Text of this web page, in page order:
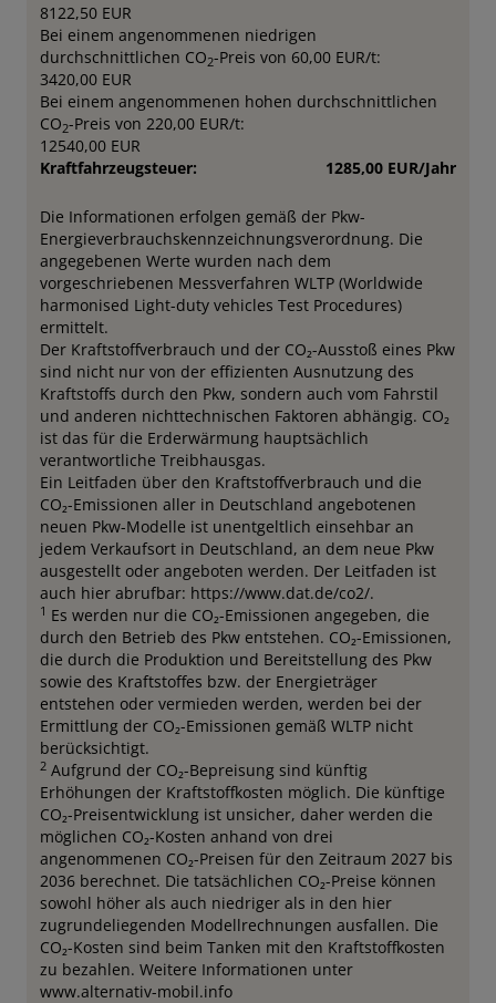
8122,50 EUR
Bei einem angenommenen niedrigen
durchschnittlichen CO2-Preis von 60,00 EUR/t:
3420,00 EUR
Bei einem angenommenen hohen durchschnittlichen
CO2-Preis von 220,00 EUR/t:
12540,00 EUR
Kraftfahrzeugsteuer:
1285,00 EUR/Jahr
Die Informationen erfolgen gemäß der Pkw-
Energieverbrauchskennzeichnungsverordnung. Die
angegebenen Werte wurden nach dem
vorgeschriebenen Messverfahren WLTP (Worldwide
harmonised Light-duty vehicles Test Procedures)
ermittelt.
Der Kraftstoffverbrauch und der CO₂-Ausstoß eines Pkw
sind nicht nur von der effizienten Ausnutzung des
Kraftstoffs durch den Pkw, sondern auch vom Fahrstil
und anderen nichttechnischen Faktoren abhängig. CO₂
ist das für die Erderwärmung hauptsächlich
verantwortliche Treibhausgas.
Ein Leitfaden über den Kraftstoffverbrauch und die
CO₂-Emissionen aller in Deutschland angebotenen
neuen Pkw-Modelle ist unentgeltlich einsehbar an
jedem Verkaufsort in Deutschland, an dem neue Pkw
ausgestellt oder angeboten werden. Der Leitfaden ist
auch hier abrufbar: https://www.dat.de/co2/.
1 Es werden nur die CO₂-Emissionen angegeben, die
durch den Betrieb des Pkw entstehen. CO₂-Emissionen,
die durch die Produktion und Bereitstellung des Pkw
sowie des Kraftstoffes bzw. der Energieträger
entstehen oder vermieden werden, werden bei der
Ermittlung der CO₂-Emissionen gemäß WLTP nicht
berücksichtigt.
2 Aufgrund der CO₂-Bepreisung sind künftig
Erhöhungen der Kraftstoffkosten möglich. Die künftige
CO₂-Preisentwicklung ist unsicher, daher werden die
möglichen CO₂-Kosten anhand von drei
angenommenen CO₂-Preisen für den Zeitraum 2027 bis
2036 berechnet. Die tatsächlichen CO₂-Preise können
sowohl höher als auch niedriger als in den hier
zugrundeliegenden Modellrechnungen ausfallen. Die
CO₂-Kosten sind beim Tanken mit den Kraftstoffkosten
zu bezahlen. Weitere Informationen unter
www.alternativ-mobil.info